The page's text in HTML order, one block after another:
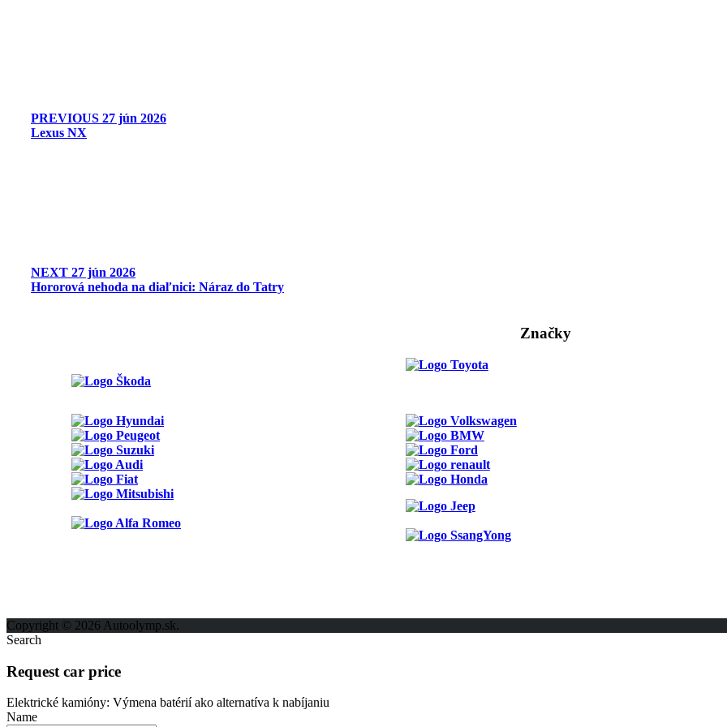
PREVIOUS 27 jún 2026
Lexus NX
NEXT 27 jún 2026
Hororová nehoda na diaľnici: Náraz do Tatry
Značky
Copyright © 2026 Autoolymp.sk.
Search
Request car price
Elektrické kamióny: Výmena batérií ako alternatíva k nabíjaniu
Name